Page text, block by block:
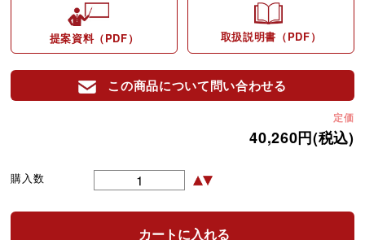
提案資料（PDF） 取扱説明書（PDF）
この商品について問い合わせる
定価
40,260円(税込)
購入数